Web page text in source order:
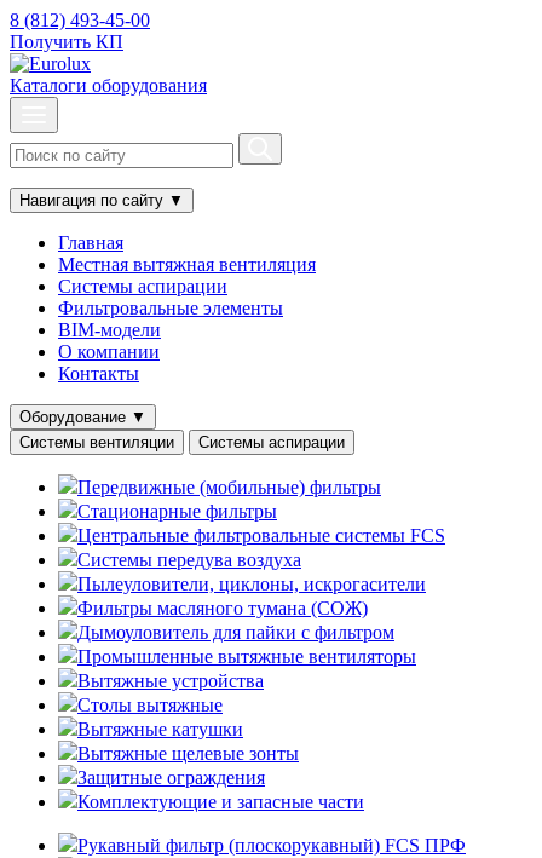
8 (812) 493-45-00
Получить КП
Каталоги оборудования
Навигация по сайту ▼
Главная
Местная вытяжная вентиляция
Системы аспирации
Фильтровальные элементы
BIM-модели
О компании
Контакты
Оборудование ▼
Системы вентиляции
Системы аспирации
Передвижные (мобильные) фильтры
Стационарные фильтры
Центральные фильтровальные системы FCS
Системы передува воздуха
Пылеуловители, циклоны, искрогасители
Фильтры масляного тумана (СОЖ)
Дымоуловитель для пайки с фильтром
Промышленные вытяжные вентиляторы
Вытяжные устройства
Столы вытяжные
Вытяжные катушки
Вытяжные щелевые зонты
Защитные ограждения
Комплектующие и запасные части
Рукавный фильтр (плоскорукавный) FCS ПРФ